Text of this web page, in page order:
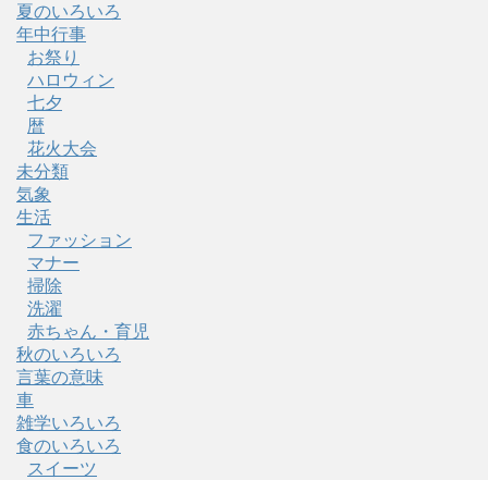
夏のいろいろ
年中行事
お祭り
ハロウィン
七夕
暦
花火大会
未分類
気象
生活
ファッション
マナー
掃除
洗濯
赤ちゃん・育児
秋のいろいろ
言葉の意味
車
雑学いろいろ
食のいろいろ
スイーツ